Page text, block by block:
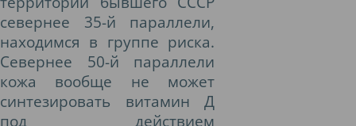
севернее 35-й параллели,
находимся в группе риска.
Севернее 50-й параллели
кожа вообще не может
синтезировать витамин Д
под действием